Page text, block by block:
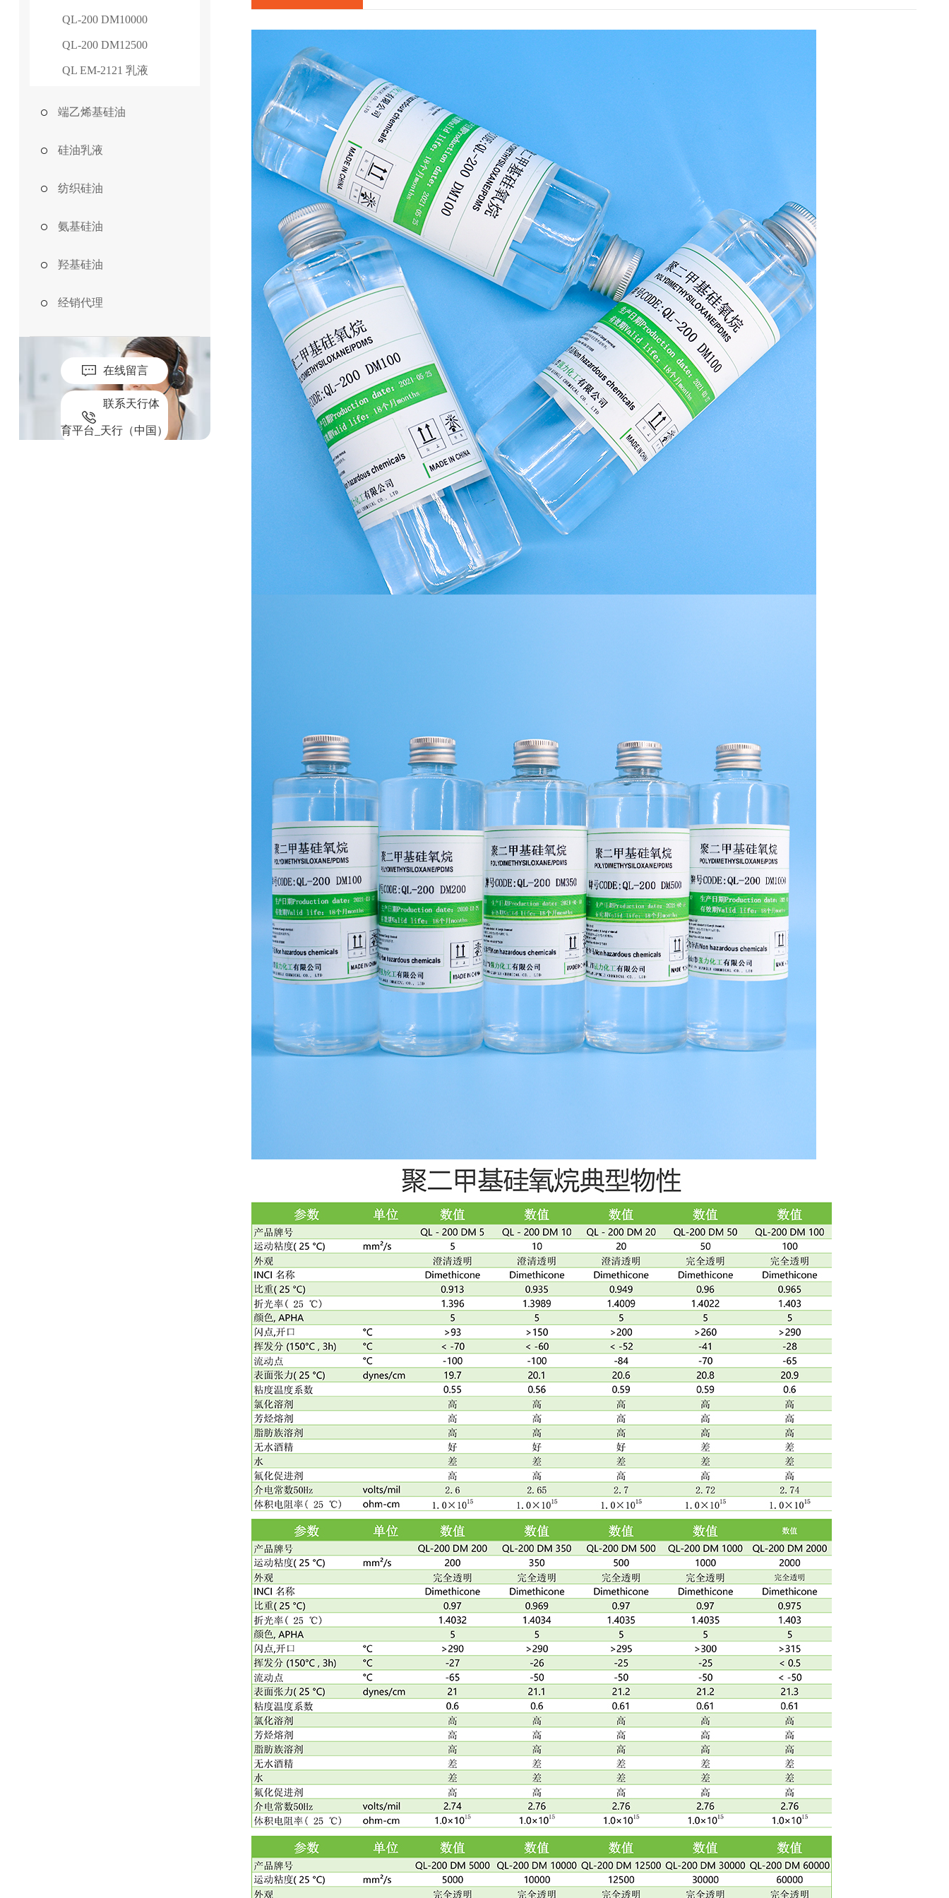
QL-200 DM10000
QL-200 DM12500
QL EM-2121 乳液
端乙烯基硅油
硅油乳液
纺织硅油
氨基硅油
羟基硅油
经销代理
在线留言
联系天行体
育平台_天行（中国）
具有最好粘温特性的一类油，硅油的这个特性对阻尼设
备很有意义。
■ 高抗压缩性由于硅油分子的螺旋状结构特性和分子间
距离大，所以具有较高的抗压缩性。利用硅油的这一特
性，可用作液体弹簧，与机械弹簧比较，体积可大为缩
小。
■ 低表面张力表面张力低是硅油的特性。表面张力低表
示具有高的表面活性，因此，硅油具有优良的消泡抗泡
性能、与其他物质的隔离性能和润滑性能。
■ 无毒、无味和生理惰性从生理学的观点来看，硅氧烷
聚合物是已知的最无活性的化合物中的一种。二甲基硅
油对生物是惰性的，与动物机体无排异反应。因此，它
们在外科及内科、医药、食品和化妆品等部门中已得到
广泛的应用
。■ 润滑性好硅油具有作为润滑剂的许多优良性能，如
闪点高、凝固点低、热稳定、粘度随温度变化小、不腐
蚀金属以及对橡胶、塑料、涂料、有机的漆膜无不良影
响和表面张力低、容易在金属表面铺展等特性。为了改
善硅油的钢对钢的润滑性，可加入能混溶于硅油的润滑
性添加剂。在硅氧烷链上引入氯苯基或用三氟丙基甲基